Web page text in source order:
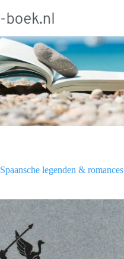
Spaansche legenden & romances